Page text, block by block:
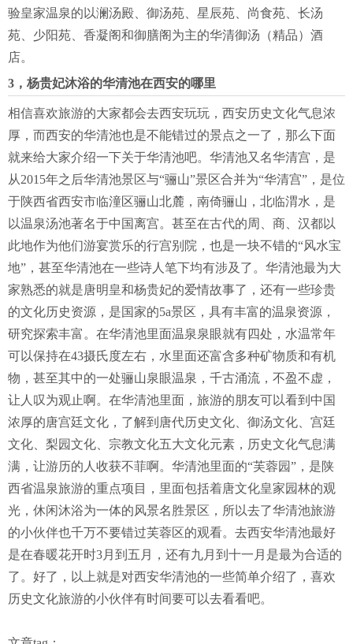
验皇家温泉的以澜汤殿、御汤苑、星辰苑、尚食苑、长汤
苑、少阳苑、香凝阁和御膳阁为主的华清御汤（精品）酒
店。
3，杨贵妃沐浴的华清池在西安的哪里
相信喜欢旅游的大家都会去西安玩玩，西安历史文化气息浓
厚，而西安的华清池也是不能错过的景点之一了，那么下面
就来给大家介绍一下关于华清池吧。华清池又名华清宫，是
从2015年之后华清池景区与“骊山”景区合并为“华清宫”，是位
于陕西省西安市临潼区骊山北麓，南倚骊山，北临渭水，是
以温泉汤池著名于中国离宫。甚至在古代的周、商、汉都以
此地作为他们游宴赏乐的行宫别院，也是一块不错的“风水宝
地”，甚至华清池在一些诗人笔下均有涉及了。华清池最为大
家熟悉的就是唐明皇和杨贵妃的爱情故事了，还有一些珍贵
的文化历史资源，是国家的5a景区，具有丰富的温泉资源，
研究探索丰富。在华清池里面温泉泉眼就有四处，水温常年
可以保持在43摄氏度左右，水里面还富含多种矿物质和有机
物，甚至其中的一处骊山泉眼温泉，千古涌流，不盈不虚，
让人叹为观止啊。在华清池里面，旅游的朋友可以看到中国
浓厚的唐宫廷文化，了解到唐代历史文化、御汤文化、宫廷
文化、梨园文化、宗教文化五大文化元素，历史文化气息满
满，让游历的人收获不菲啊。华清池里面的“芙蓉园”，是陕
西省温泉旅游的重点项目，里面包括着唐文化皇家园林的观
光，休闲沐浴为一体的风景名胜景区，所以去了华清池旅游
的小伙伴也千万不要错过芙蓉区的观看。去西安华清池最好
是在春暖花开时3月到五月，还有九月到十一月是最为合适的
了。好了，以上就是对西安华清池的一些简单介绍了，喜欢
历史文化旅游的小伙伴有时间要可以去看看吧。